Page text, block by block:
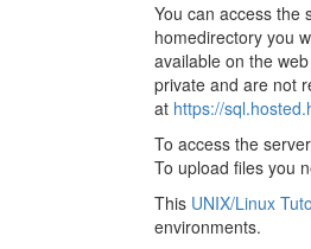
You can access the
homedirectory you
available on the
private and are not
at https://
To access the
To upload files you
This UNIX/Linux
environments.